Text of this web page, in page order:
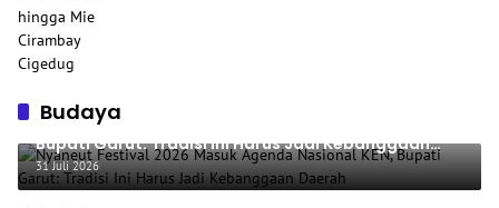
Budaya
Nyaneut Festival 2026 Masuk Agenda Nasional KEN,
Bupati Garut: Tradisi Ini Harus Jadi Kebanggaan
Daerah
31 Juli 2026